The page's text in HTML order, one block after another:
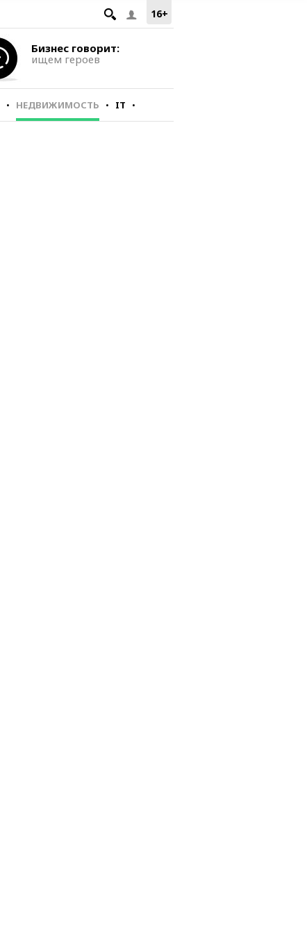
16+
Бизнес говорит:
ищем героев
НЕДВИЖИМОСТЬ IT